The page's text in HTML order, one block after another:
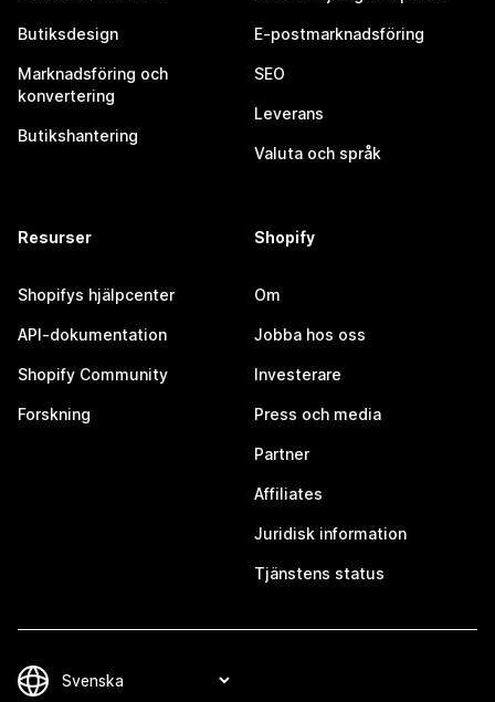
Butiksdesign
Marknadsföring och
konvertering
Butikshantering
E-postmarknadsföring
SEO
Leverans
Valuta och språk
Resurser
Shopifys hjälpcenter
API-dokumentation
Shopify Community
Forskning
Shopify
Om
Jobba hos oss
Investerare
Press och media
Partner
Affiliates
Juridisk information
Tjänstens status